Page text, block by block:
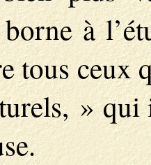
à
tous ceux
» qui